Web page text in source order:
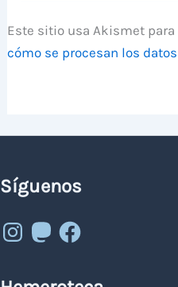
Este sitio usa Akismet
cómo se procesan los
Síguenos
Instagram
MastodonFacebook